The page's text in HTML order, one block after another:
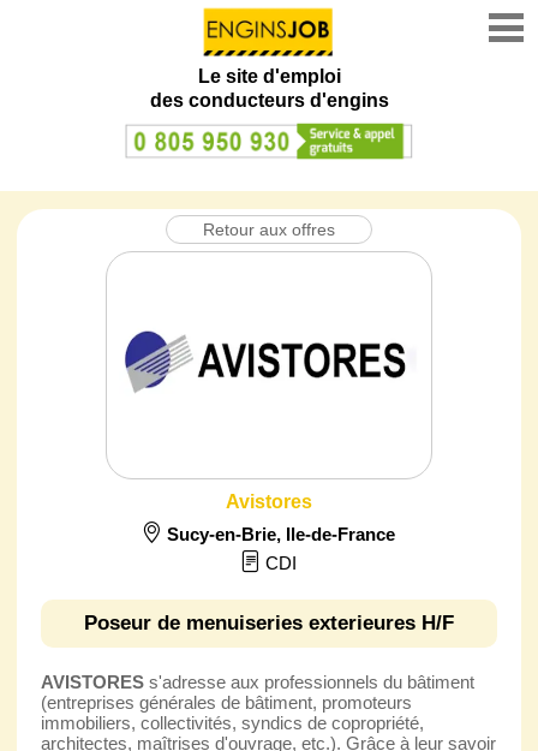
Le site d'emploi
des conducteurs d'engins
Retour aux offres
Avistores
Sucy-en-Brie, Ile-de-France
CDI
Poseur de menuiseries exterieures H/F
AVISTORESs'adresse aux professionnels du bâtiment
(entreprises générales de bâtiment, promoteurs
immobiliers, collectivités, syndics de copropriété,
architectes, maîtrises d'ouvrage, etc.). Grâce à leur savoir